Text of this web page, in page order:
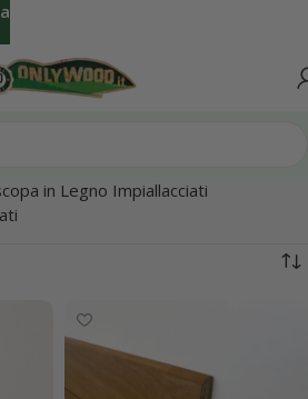
in Legno Impiallacciati